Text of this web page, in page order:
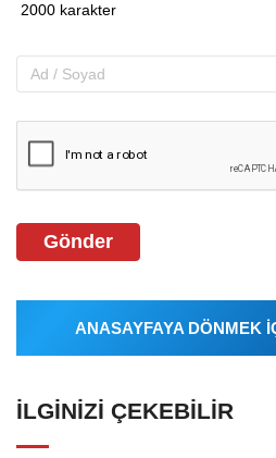
Gönder
ANASAYFAYA DÖNMEK
İLGINIZI ÇEKEBILIR